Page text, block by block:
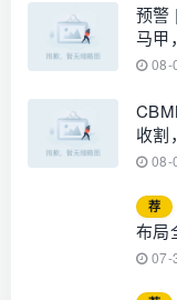
预警
马甲
08-
收割
08-
荐
布局
想增
07-